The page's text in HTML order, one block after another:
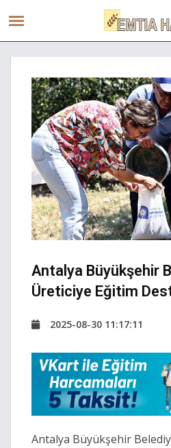
Antalya Büyükşehir
Üreticiye Eğitim
2025-08-30 11:17:11
Antalya Büyükşehir